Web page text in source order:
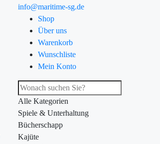
info@maritime-sg.de
Shop
Über uns
Warenkorb
Wunschliste
Mein Konto
Alle Kategorien
Spiele & Unterhaltung
Bücherschapp
Kajüte